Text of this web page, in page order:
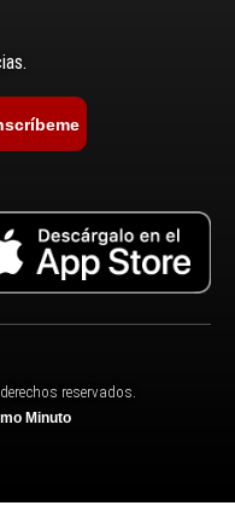
reservados.
Minuto